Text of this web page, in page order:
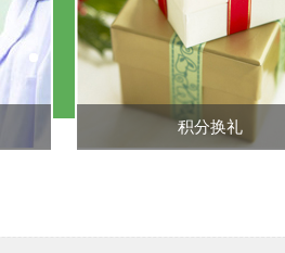
积分换礼